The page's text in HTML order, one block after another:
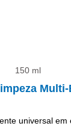
150 ml
universal em